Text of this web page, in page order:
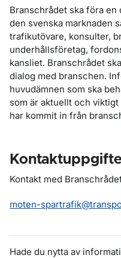
Branschrådet ska föra
den svenska marknaden
trafikutövare, konsulter,
underhålls­företag,
kansliet. Branschrådet
dialog med branschen.
huvudämnen som ska
som är aktuellt och
har kommit in från
Kontakt med
moten-
Hade du nytta av